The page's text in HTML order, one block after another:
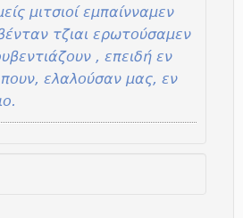
μιτσιοί εμπαίνναμεν
τζιαι ερωτούσαμεν
, επειδή εν
ελαλούσαν μας, εν